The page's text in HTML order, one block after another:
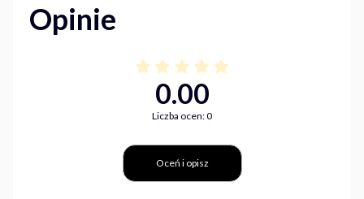
Opinie
0.00
Liczba ocen: 0
Oceń i opisz